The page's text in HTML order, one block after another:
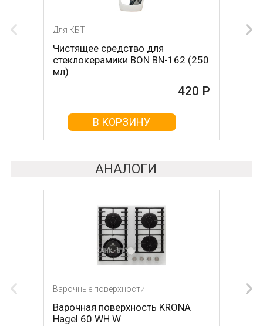
Для КБТ
Чистящее средство для
стеклокерамики BON BN-162 (250
мл)
420 Р
В КОРЗИНУ
Для КБТ
Скребок для ухода за
стеклокерамикой BON BN-603
В КОРЗИНУ
АНАЛОГИ
Варочные поверхности
Варочная поверхность KRONA
Hagel 60 WH W
Варочные поверхности
Варочная поверхность KRONA
Hagel 60 WH